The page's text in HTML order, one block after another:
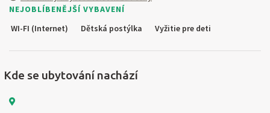
CZ SK EN
PL
NEJOBLÍBENĚJŠÍ VYBAVENÍ
WI-FI (Internet)
Dětská postýlka Vyžitie pre deti
Kde se ubytování nachází